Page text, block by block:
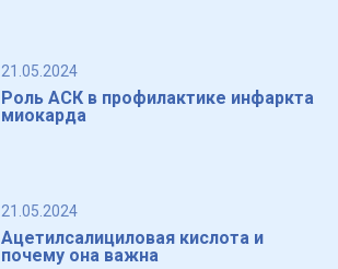
21.05.2024
Роль АСК в профилактике инфаркта
миокарда
21.05.2024
Ацетилсалициловая кислота и
почему она важна